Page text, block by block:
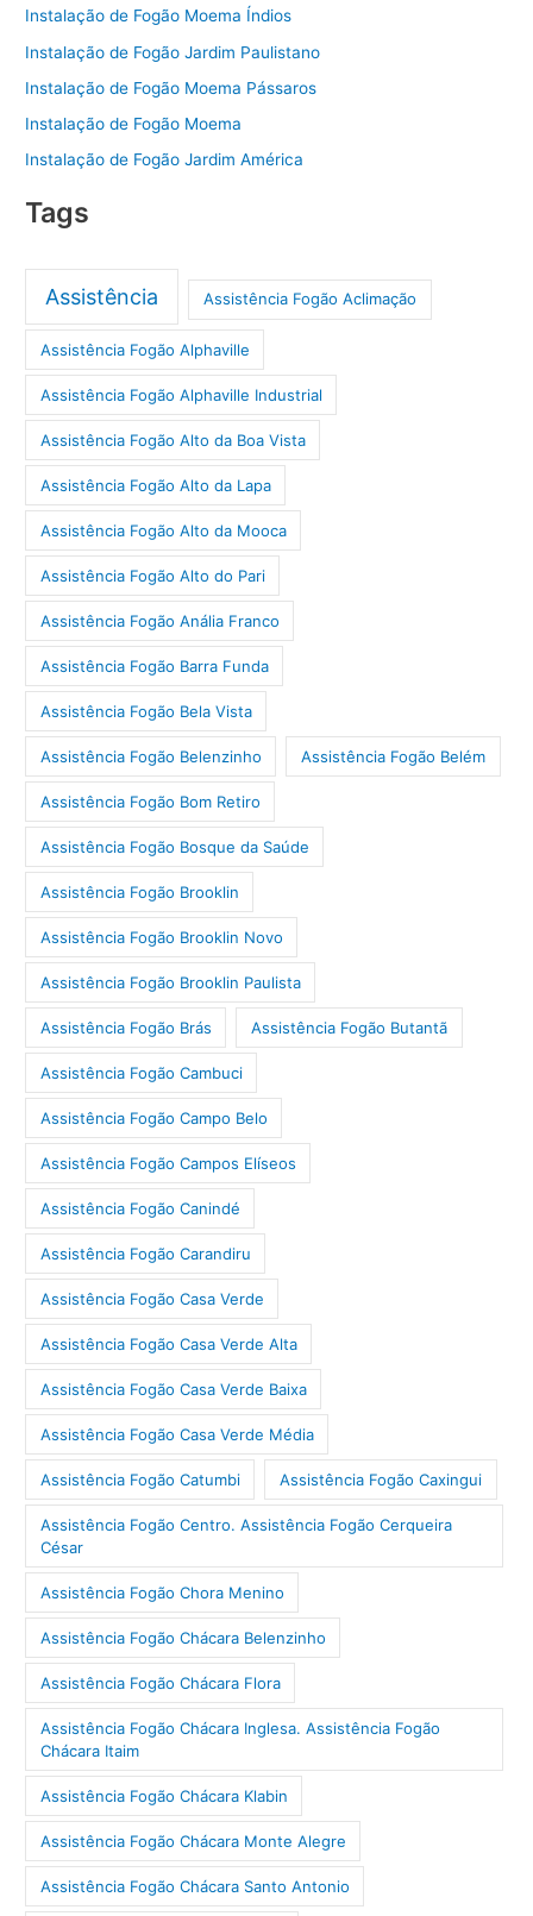
Instalação de Fogão Moema Índios
Instalação de Fogão Jardim Paulistano
Instalação de Fogão Moema Pássaros
Instalação de Fogão Moema
Instalação de Fogão Jardim América
Tags
Assistência Assistência Fogão Aclimação
Assistência Fogão Alphaville
Assistência Fogão Alphaville Industrial
Assistência Fogão Alto da Boa Vista
Assistência Fogão Alto da Lapa
Assistência Fogão Alto da Mooca
Assistência Fogão Alto do Pari
Assistência Fogão Anália Franco
Assistência Fogão Barra Funda
Assistência Fogão Bela Vista
Assistência Fogão Belenzinho Assistência Fogão Belém
Assistência Fogão Bom Retiro
Assistência Fogão Bosque da Saúde
Assistência Fogão Brooklin
Assistência Fogão Brooklin Novo
Assistência Fogão Brooklin Paulista
Assistência Fogão Brás Assistência Fogão Butantã
Assistência Fogão Cambuci
Assistência Fogão Campo Belo
Assistência Fogão Campos Elíseos
Assistência Fogão Canindé
Assistência Fogão Carandiru
Assistência Fogão Casa Verde
Assistência Fogão Casa Verde Alta
Assistência Fogão Casa Verde Baixa
Assistência Fogão Casa Verde Média
Assistência Fogão Catumbi Assistência Fogão Caxingui
Assistência Fogão Centro. Assistência Fogão Cerqueira
César
Assistência Fogão Chora Menino
Assistência Fogão Chácara Belenzinho
Assistência Fogão Chácara Flora
Assistência Fogão Chácara Inglesa. Assistência Fogão
Chácara Itaim
Assistência Fogão Chácara Klabin
Assistência Fogão Chácara Monte Alegre
Assistência Fogão Chácara Santo Antonio